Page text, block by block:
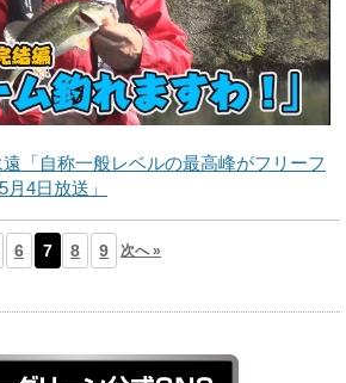
遠「自称一般レベルの最高峰がフリーフ
4日放送」
6 7 8 9 次へ »